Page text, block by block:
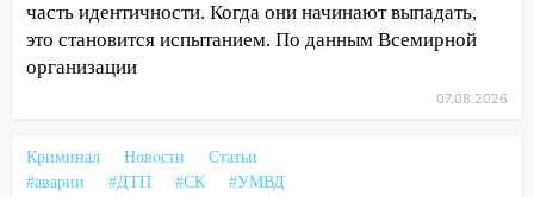
14:04 Жару смоет ливнями: прогноз
погоды в Ульяновской области на
выходные 8-9 августа
полицейские проведут акцию «Час
пассажира»
часть идентичности. Когда они начинают выпадать,
это становится испытанием. По данным Всемирной
организации
07.08.2026
Криминал Новости
Статьи
#аварии
#ДТП #СК #УМВД